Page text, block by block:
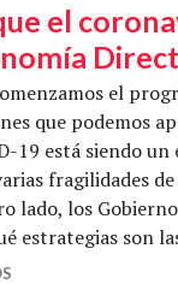
el
el
que podemos
19 está siendo
fragilidades
lado, los
estrategias son